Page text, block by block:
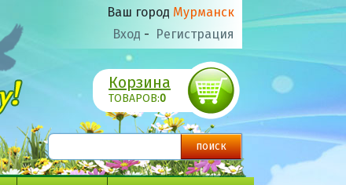
Ваш город Мурманск
Вход - Регистрация
Корзина
ТОВАРОВ:0